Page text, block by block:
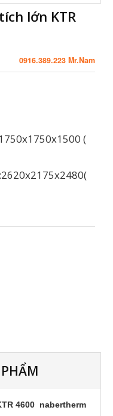
lớn KTR
0916.389.223 Mr.Nam
(
4600 nabertherm